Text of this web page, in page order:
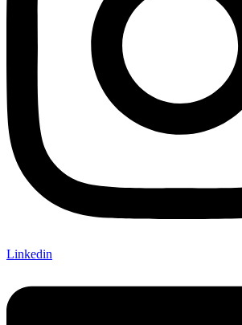
Linkedin